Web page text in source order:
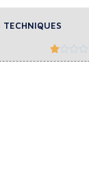
TECHNIQUES
